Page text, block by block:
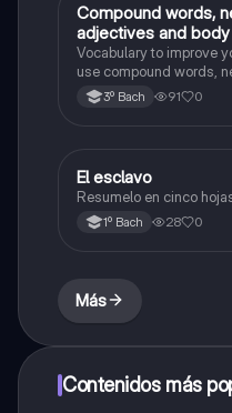
Inglés
Compound words,
adjectives and
Vocabulary to improve
use compound words,
idioms3º Bach 91 0
Literatura
El esclavo
Resumelo en cinco
1º Bach 28 0
Más
Contenidos más